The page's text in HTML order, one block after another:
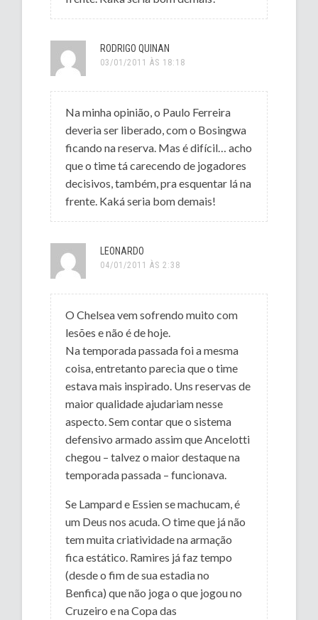
RODRIGO QUINAN
03/01/2011 ÀS 18:18
Na minha opinião, o Paulo Ferreira
deveria ser liberado, com o Bosingwa
ficando na reserva. Mas é difícil… acho
que o time tá carecendo de jogadores
decisivos, também, pra esquentar lá na
frente. Kaká seria bom demais!
LEONARDO
04/01/2011 ÀS 2:38
O Chelsea vem sofrendo muito com
lesões e não é de hoje.
Na temporada passada foi a mesma
coisa, entretanto parecia que o time
estava mais inspirado. Uns reservas de
maior qualidade ajudariam nesse
aspecto. Sem contar que o sistema
defensivo armado assim que Ancelotti
chegou – talvez o maior destaque na
temporada passada – funcionava.
Se Lampard e Essien se machucam, é
um Deus nos acuda. O time que já não
tem muita criatividade na armação
fica estático. Ramires já faz tempo
(desde o fim de sua estadia no
Benfica) que não joga o que jogou no
Cruzeiro e na Copa das